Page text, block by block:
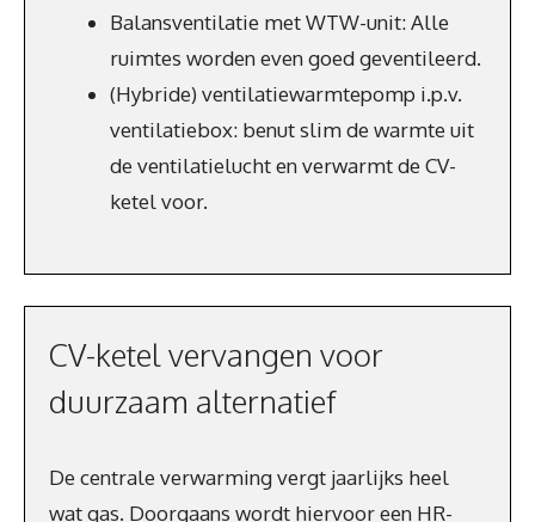
Balansventilatie met WTW-unit: Alle
ruimtes worden even goed geventileerd.
(Hybride) ventilatiewarmtepomp i.p.v.
ventilatiebox: benut slim de warmte uit
de ventilatielucht en verwarmt de CV-
ketel voor.
CV-ketel vervangen voor
duurzaam alternatief
De centrale verwarming vergt jaarlijks heel
wat gas. Doorgaans wordt hiervoor een HR-